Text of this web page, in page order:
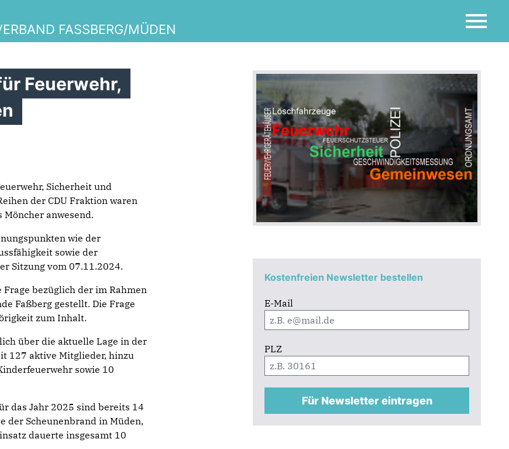
FASSBERG/MÜDEN
Kostenfreien Newsletter bestellen
E-Mail
PLZ
Für Newsletter eintragen
Feuerwehr,
Sicherheit und
der CDU Fraktion waren
anwesend.
wie der
sowie der
Sitzung vom 07.11.2024.
bezüglich der im Rahmen
Faßberg gestellt. Die Frage
zum Inhalt.
über die aktuelle Lage in der
127 aktive Mitglieder, hinzu
sowie 10
das Jahr 2025 sind bereits 14
der Scheunenbrand in Müden,
dauerte insgesamt 10